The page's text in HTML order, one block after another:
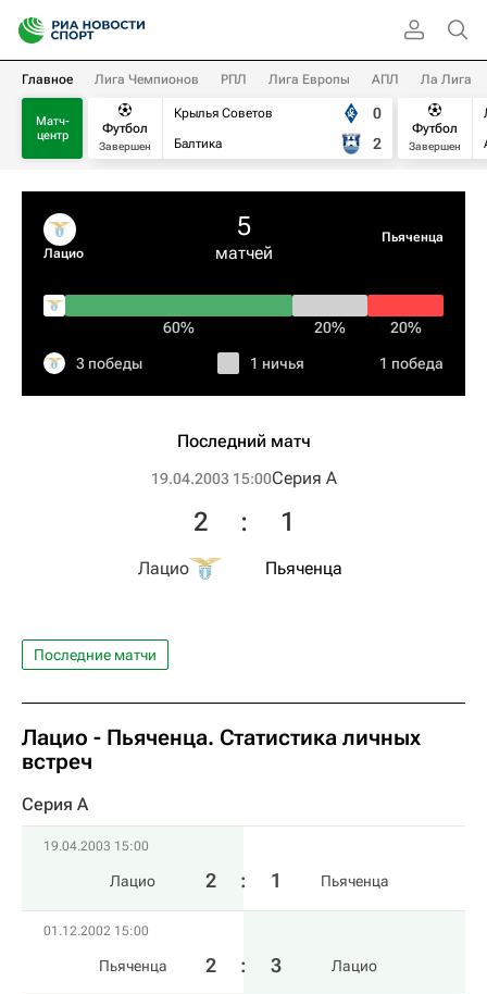
Главное Лига Чемпионов РПЛ Лига Европы АПЛ Ла Лига
Матч-
центр
Футбол
Завершен
Крылья Советов
Балтика
0
2
Футбол
Завершен
Лацио
5
матчей
Пьяченца
60% 20% 20%
3 победы 1 ничья 1 победа
Последний матч
19.04.2003 15:00Серия А
Лацио
2 : 1
Пьяченца
Последние матчи
Лацио - Пьяченца. Статистика личных
встреч
Серия А
19.04.2003 15:00
Лацио 2 : 1 Пьяченца
01.12.2002 15:00
Пьяченца 2 : 3 Лацио